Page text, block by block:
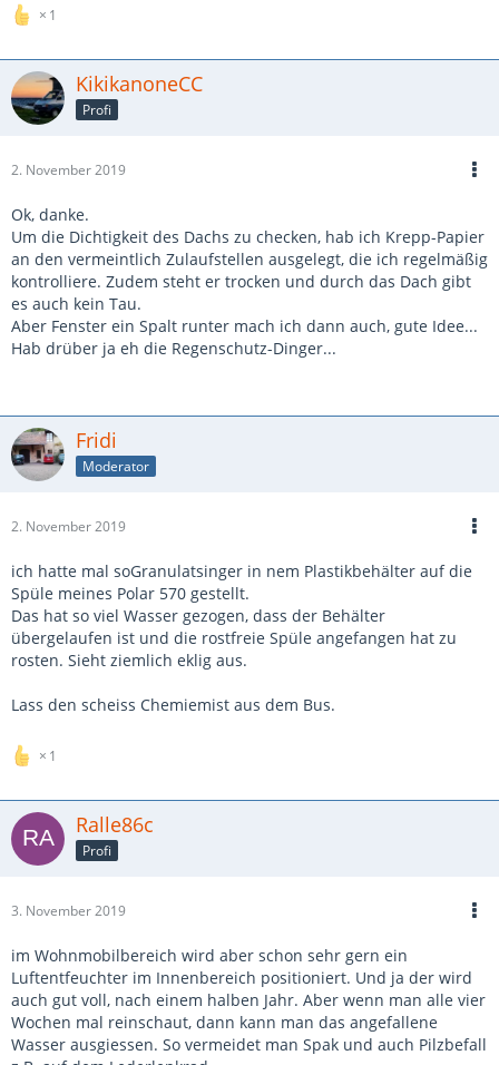
1
KikikanoneCC
Profi
2. November 2019
Ok, danke.
Um die Dichtigkeit des Dachs zu checken, hab ich Krepp-Papier
an den vermeintlich Zulaufstellen ausgelegt, die ich regelmäßig
kontrolliere. Zudem steht er trocken und durch das Dach gibt
es auch kein Tau.
Aber Fenster ein Spalt runter mach ich dann auch, gute Idee...
Hab drüber ja eh die Regenschutz-Dinger...
Fridi
Moderator
2. November 2019
ich hatte mal soGranulatsinger in nem Plastikbehälter auf die
Spüle meines Polar 570 gestellt.
Das hat so viel Wasser gezogen, dass der Behälter
übergelaufen ist und die rostfreie Spüle angefangen hat zu
rosten. Sieht ziemlich eklig aus.
Lass den scheiss Chemiemist aus dem Bus.
1
Ralle86c
Profi
3. November 2019
im Wohnmobilbereich wird aber schon sehr gern ein
Luftentfeuchter im Innenbereich positioniert. Und ja der wird
auch gut voll, nach einem halben Jahr. Aber wenn man alle vier
Wochen mal reinschaut, dann kann man das angefallene
Wasser ausgiessen. So vermeidet man Spak und auch Pilzbefall